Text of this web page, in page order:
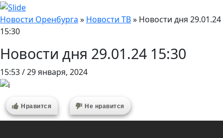
Новости Оренбурга » Новости ТВ» Новости дня 29.01.24
15:30
Новости дня 29.01.24 15:30
15:53 / 29 января, 2024
Нравится Не нравится